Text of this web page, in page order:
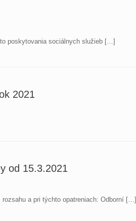
poskytovania sociálnych služieb […]
2021
od 15.3.2021
a pri týchto opatreniach: Odborní […]